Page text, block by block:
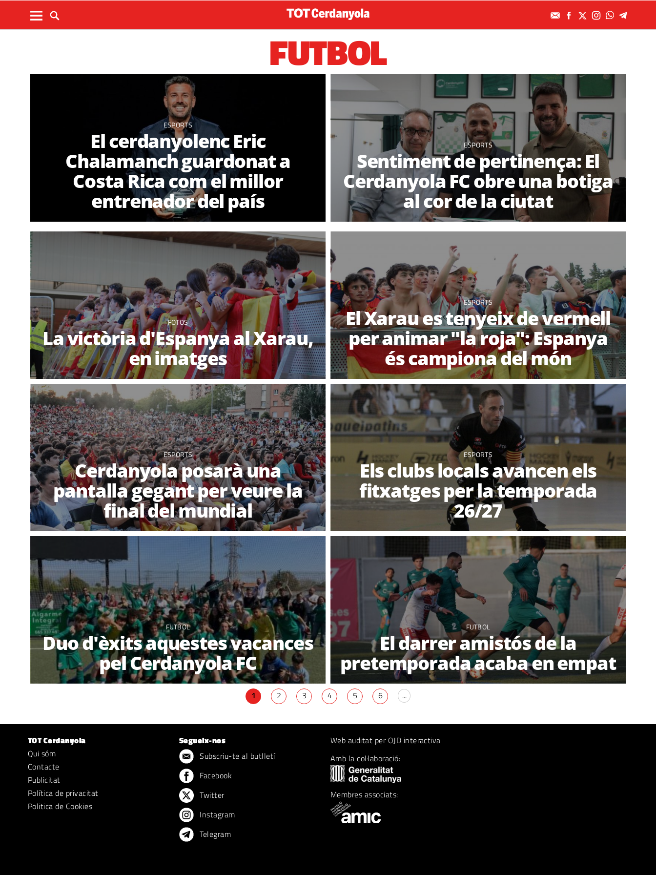
FUTBOL
ESPORTS
El cerdanyolenc Eric
Chalamanch guardonat a
Costa Rica com el millor
entrenador del país
ESPORTS
Sentiment de pertinença: El
Cerdanyola FC obre una botiga
al cor de la ciutat
FOTOS
La victòria d'Espanya al Xarau,
en imatges
ESPORTS
El Xarau es tenyeix de vermell
per animar "la roja": Espanya
és campiona del món
ESPORTS
Cerdanyola posarà una
pantalla gegant per veure la
final del mundial
ESPORTS
Els clubs locals avancen els
fitxatges per la temporada
26/27
FUTBOL
Duo d'èxits aquestes vacances
pel Cerdanyola FC
FUTBOL
El darrer amistós de la
pretemporada acaba en empat
1 2 3 4 5 6 ...
TOT Cerdanyola
Qui sóm
Contacte
Publicitat
Política de privacitat
Politica de Cookies
Segueix-nos
Subscriu-te al butlletí
Facebook
Twitter
Instagram
Telegram
Web auditat per OJD interactiva
Amb la col·laboració:
Membres associats: